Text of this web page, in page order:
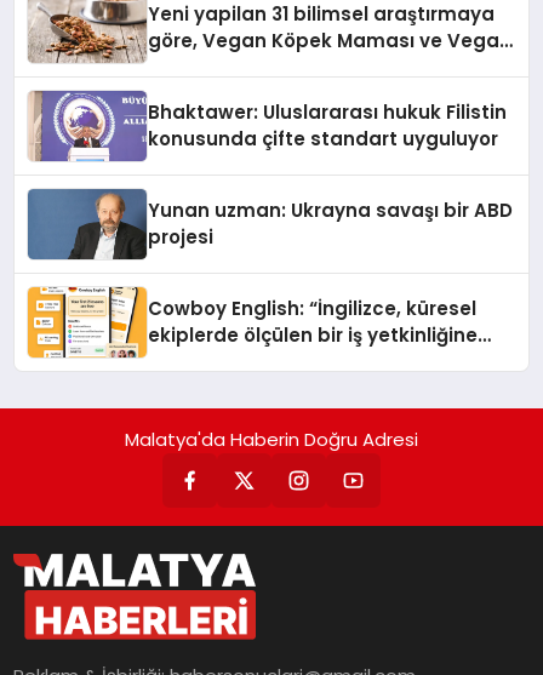
Yeni yapilan 31 bilimsel araştırmaya
göre, Vegan Köpek Maması ve Vegan
Bhaktawer: Uluslararası hukuk Filistin
konusunda çifte standart uyguluyor
Yunan uzman: Ukrayna savaşı bir ABD
projesi
Cowboy English: “İngilizce, küresel
ekiplerde ölçülen bir iş yetkinliğine
Malatya'da Haberin Doğru Adresi